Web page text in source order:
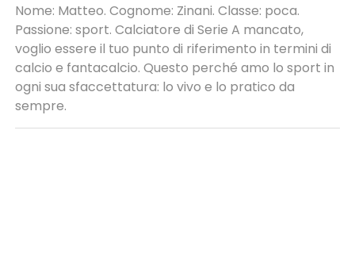
Nome: Matteo. Cognome: Zinani. Classe: poca.
Passione: sport. Calciatore di Serie A mancato,
voglio essere il tuo punto di riferimento in termini di
calcio e fantacalcio. Questo perché amo lo sport in
ogni sua sfaccettatura: lo vivo e lo pratico da
sempre.